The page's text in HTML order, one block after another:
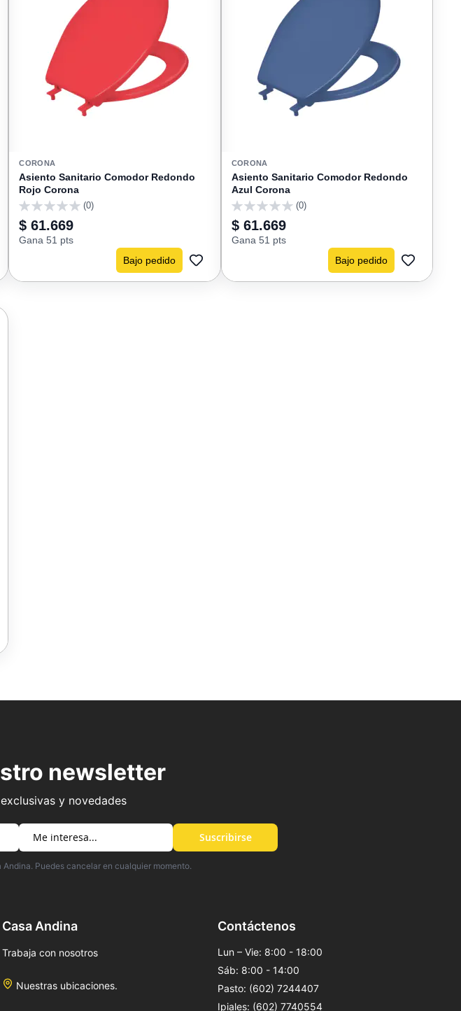
CORONA
Asiento Sanitario Comodor Redondo
Rojo Corona
(0)
$ 61.669
Gana 51 pts
Bajo pedido
AGREGAR
CORONA
Asiento Sanitario Comodor Redondo
Azul Corona
(0)
$ 61.669
Gana 51 pts
Bajo pedido
AGREGAR
newsletter
y novedades
Suscribirse
Puedes cancelar en cualquier momento.
Casa Andina
Trabaja con nosotros
Nuestras ubicaciones.
Contáctenos
Lun – Vie: 8:00 - 18:00
Sáb: 8:00 - 14:00
Pasto: (602) 7244407
Ipiales: (602) 7740554